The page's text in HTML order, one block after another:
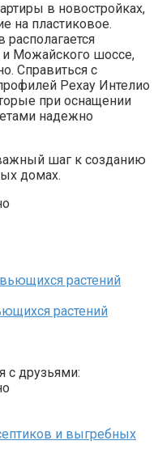
в новостройках,
на пластиковое.
и Можайского шоссе,
Справиться с
Рехау Интелио
при оснащении
надежно
шаг к созданию
домах.
растений
с друзьями:
и выгребных